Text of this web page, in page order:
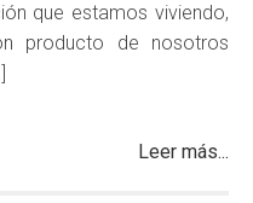
que estamos viviendo,
producto de nosotros
Leer más...